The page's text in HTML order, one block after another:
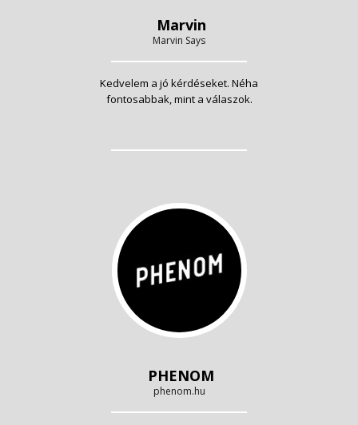
Marvin
Marvin Says
Kedvelem a jó kérdéseket. Néha
fontosabbak, mint a válaszok.
PHENOM
phenom.hu